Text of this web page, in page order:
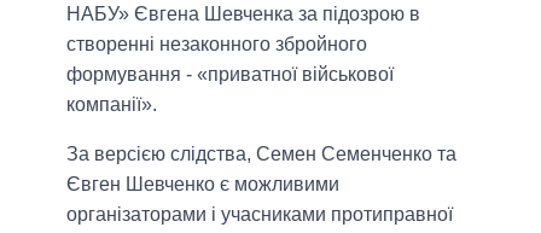
НАБУ» Євгена Шевченка за підозрою в
створенні незаконного збройного
формування - «приватної військової
компанії».
За версією слідства, Семен Семенченко та
Євген Шевченко є можливими
організаторами і учасниками протиправної